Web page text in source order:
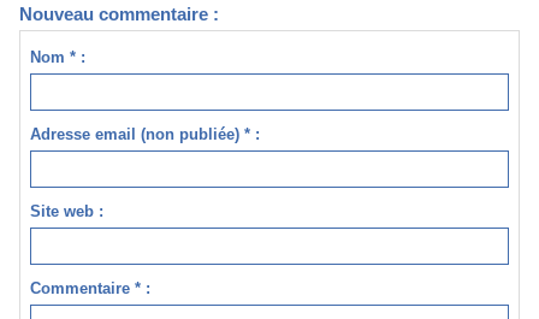
Nouveau commentaire :
Nom * :
Adresse email (non publiée) * :
Site web :
Commentaire * :